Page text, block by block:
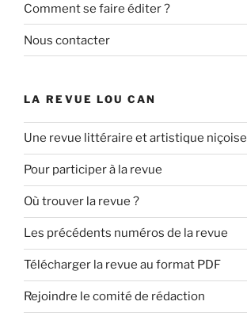
Comment se faire éditer ?
Nous contacter
LA REVUE LOU CAN
Une revue littéraire et artistique niçoise
Pour participer à la revue
Où trouver la revue ?
Les précédents numéros de la revue
Télécharger la revue au format PDF
Rejoindre le comité de rédaction